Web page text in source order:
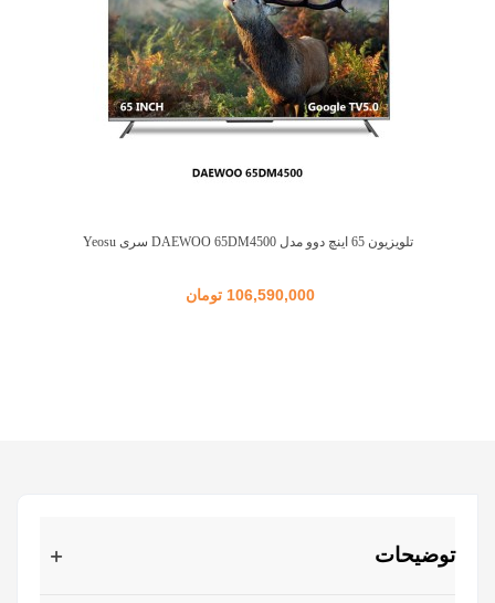
تلویزیون 65 اینچ دوو مدل DAEWOO 65DM4500 سری Yeosu
106,590,000 تومان
توضیحات